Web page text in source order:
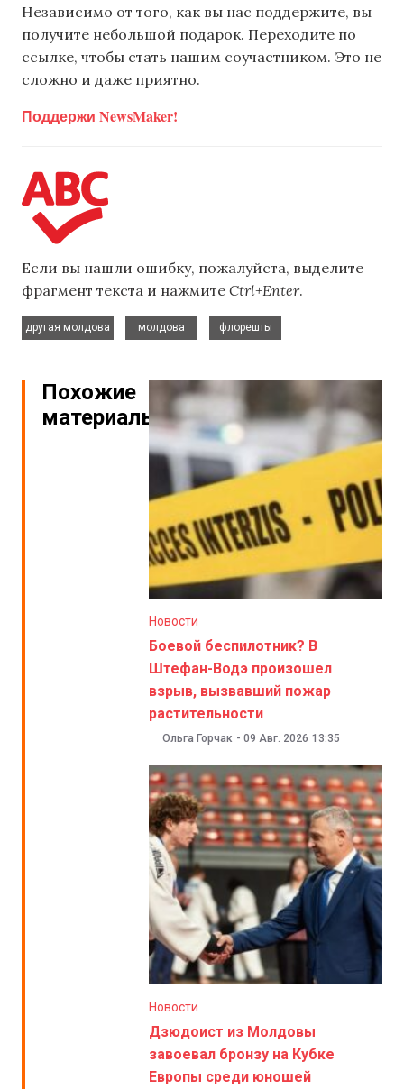
Независимо от того, как вы нас поддержите, вы
получите небольшой подарок. Переходите по
ссылке, чтобы стать нашим соучастником. Это не
сложно и даже приятно.
Поддержи NewsMaker!
Если вы нашли ошибку, пожалуйста, выделите
фрагмент текста и нажмите Ctrl+Enter.
другая молдова
молдова
флорешты
Похожие
материалы
Новости
Боевой беспилотник? В
Штефан-Водэ произошел
взрыв, вызвавший пожар
растительности
Ольга Горчак - 09 Авг. 2026 13:35
Новости
Дзюдоист из Молдовы
завоевал бронзу на Кубке
Европы среди юношей